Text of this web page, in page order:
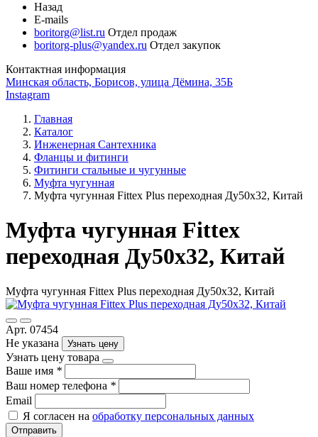
Назад
E-mails
boritorg@list.ru Отдел продаж
boritorg-plus@yandex.ru Отдел закупок
Контактная информация
Минская область, Борисов, улица Дёмина, 35Б
Instagram
Главная
Каталог
Инженерная Сантехника
Фланцы и фитинги
Фитинги стальные и чугунные
Муфта чугунная
Муфта чугунная Fittex Plus переходная Ду50х32, Китай
Муфта чугунная Fittex
переходная Ду50х32, Китай
Муфта чугунная Fittex Plus переходная Ду50х32, Китай
Арт. 07454
Не указана
Узнать цену
Узнать цену товара
Ваше имя *
Ваш номер телефона *
Email
Я согласен на обработку персональных данных
Отправить